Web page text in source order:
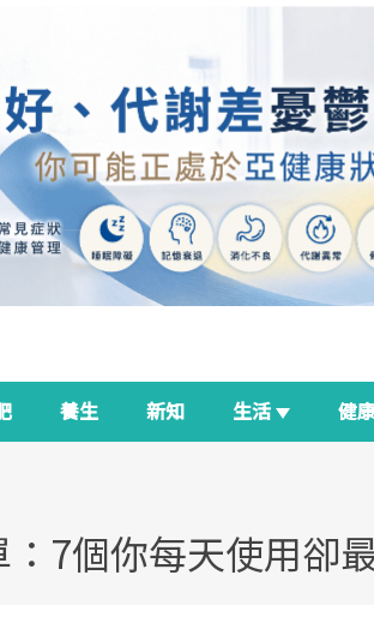
養生 新知 生活 健
7個你每天使用卻